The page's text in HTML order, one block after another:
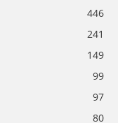
446
241
149
99
97
80